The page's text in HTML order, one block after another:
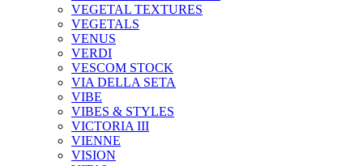
VEGETAL TEXTURES
VEGETALS
VENUS
VERDI
VESCOM STOCK
VIA DELLA SETA
VIBE
VIBES & STYLES
VICTORIA III
VIENNE
VISION